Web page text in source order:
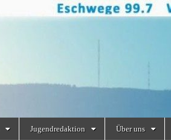
Jugendredaktion Über uns